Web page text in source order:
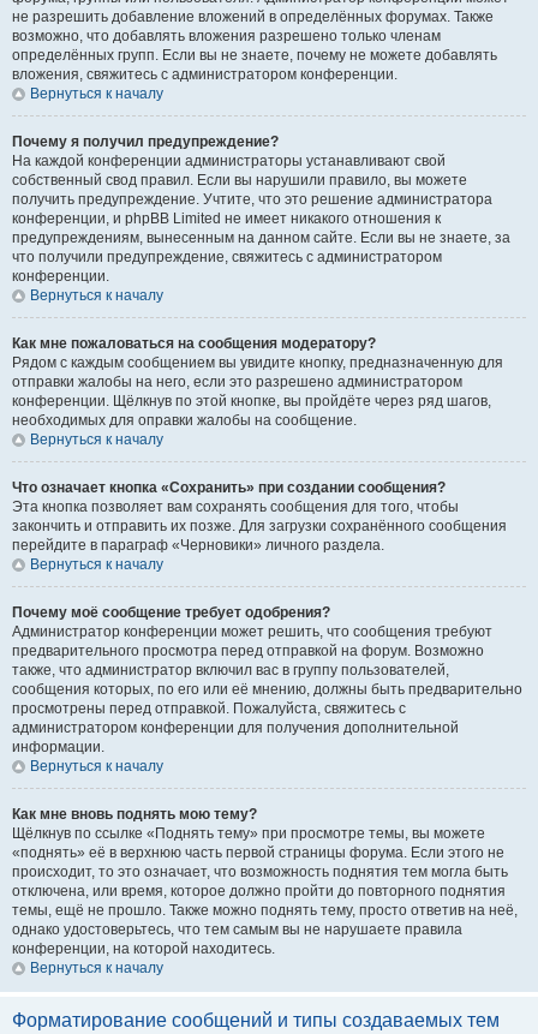
не разрешить добавление вложений в определённых форумах. Также
возможно, что добавлять вложения разрешено только членам
определённых групп. Если вы не знаете, почему не можете добавлять
вложения, свяжитесь с администратором конференции.
Вернуться к началу
Почему я получил предупреждение?
На каждой конференции администраторы устанавливают свой
собственный свод правил. Если вы нарушили правило, вы можете
получить предупреждение. Учтите, что это решение администратора
конференции, и phpBB Limited не имеет никакого отношения к
предупреждениям, вынесенным на данном сайте. Если вы не знаете, за
что получили предупреждение, свяжитесь с администратором
конференции.
Вернуться к началу
Как мне пожаловаться на сообщения модератору?
Рядом с каждым сообщением вы увидите кнопку, предназначенную для
отправки жалобы на него, если это разрешено администратором
конференции. Щёлкнув по этой кнопке, вы пройдёте через ряд шагов,
необходимых для оправки жалобы на сообщение.
Вернуться к началу
Что означает кнопка «Сохранить» при создании сообщения?
Эта кнопка позволяет вам сохранять сообщения для того, чтобы
закончить и отправить их позже. Для загрузки сохранённого сообщения
перейдите в параграф «Черновики» личного раздела.
Вернуться к началу
Почему моё сообщение требует одобрения?
Администратор конференции может решить, что сообщения требуют
предварительного просмотра перед отправкой на форум. Возможно
также, что администратор включил вас в группу пользователей,
сообщения которых, по его или её мнению, должны быть предварительно
просмотрены перед отправкой. Пожалуйста, свяжитесь с
администратором конференции для получения дополнительной
информации.
Вернуться к началу
Как мне вновь поднять мою тему?
Щёлкнув по ссылке «Поднять тему» при просмотре темы, вы можете
«поднять» её в верхнюю часть первой страницы форума. Если этого не
происходит, то это означает, что возможность поднятия тем могла быть
отключена, или время, которое должно пройти до повторного поднятия
темы, ещё не прошло. Также можно поднять тему, просто ответив на неё,
однако удостоверьтесь, что тем самым вы не нарушаете правила
конференции, на которой находитесь.
Вернуться к началу
Форматирование сообщений и типы создаваемых тем